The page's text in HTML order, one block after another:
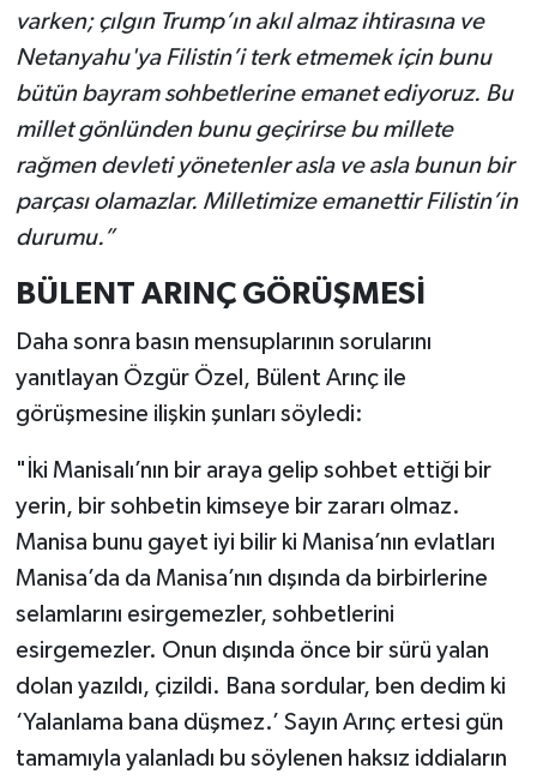
varken; çılgın Trump’ın akıl almaz ihtirasına ve
Netanyahu'ya Filistin’i terk etmemek için bunu
bütün bayram sohbetlerine emanet ediyoruz. Bu
millet gönlünden bunu geçirirse bu millete
rağmen devleti yönetenler asla ve asla bunun bir
parçası olamazlar. Milletimize emanettir Filistin’in
durumu.”
BÜLENT ARINÇ GÖRÜŞMESİ
Daha sonra basın mensuplarının sorularını
yanıtlayan Özgür Özel, Bülent Arınç ile
görüşmesine ilişkin şunları söyledi:
"İki Manisalı’nın bir araya gelip sohbet ettiği bir
yerin, bir sohbetin kimseye bir zararı olmaz.
Manisa bunu gayet iyi bilir ki Manisa’nın evlatları
Manisa’da da Manisa’nın dışında da birbirlerine
selamlarını esirgemezler, sohbetlerini
esirgemezler. Onun dışında önce bir sürü yalan
dolan yazıldı, çizildi. Bana sordular, ben dedim ki
‘Yalanlama bana düşmez.’ Sayın Arınç ertesi gün
tamamıyla yalanladı bu söylenen haksız iddiaların